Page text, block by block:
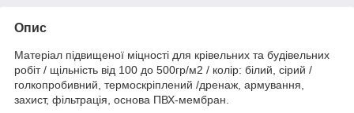
Опис
Матеріал підвищеної міцності для крівельних та будівельних
робіт / щільність від 100 до 500гр/м2 / колір: білий, сірий /
голкопробивний, термоскріплений /дренаж, армування,
захист, фільтрація, основа ПВХ-мембран.